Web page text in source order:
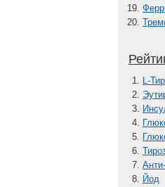
L-
Йод